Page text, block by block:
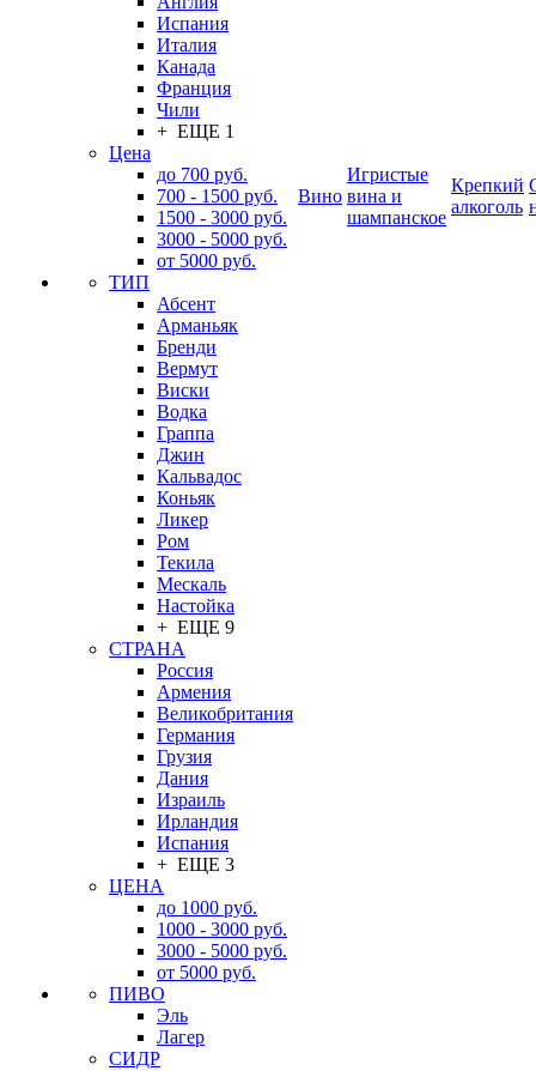
Испания
Италия
Канада
Франция
Чили
+ ЕЩЕ 1
Цена
до 700 руб.
700 - 1500 руб.
1500 - 3000 руб.
3000 - 5000 руб.
от 5000 руб.
ТИП
Абсент
Арманьяк
Бренди
Вермут
Виски
Водка
Граппа
Джин
Кальвадос
Коньяк
Ликер
Ром
Текила
Мескаль
Настойка
+ ЕЩЕ 9
СТРАНА
Россия
Армения
Великобритания
Германия
Грузия
Дания
Израиль
Ирландия
Испания
+ ЕЩЕ 3
ЦЕНА
до 1000 руб.
1000 - 3000 руб.
3000 - 5000 руб.
от 5000 руб.
ПИВО
Эль
Лагер
СИДР
Вино
Игристые
вина и
шампанское
Крепкий
алкоголь